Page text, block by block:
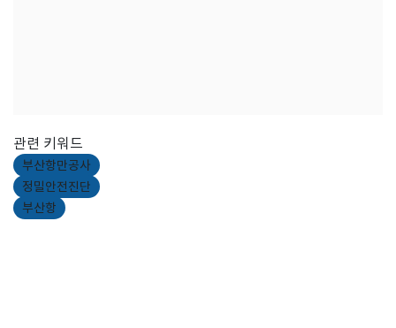
관련 키워드
부산항만공사
정밀안전진단
부산항